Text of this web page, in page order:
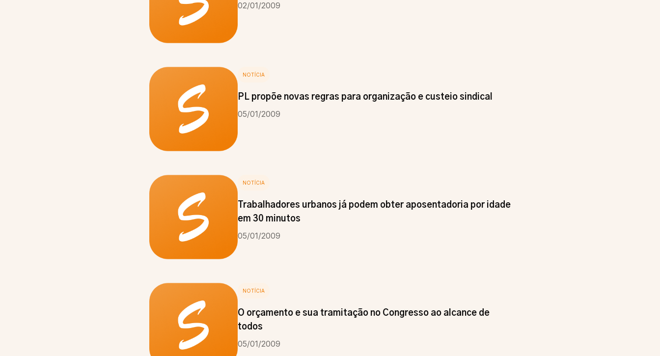
02/01/2009
NOTÍCIA
PL propõe novas regras para organização e custeio sindical
05/01/2009
NOTÍCIA
Trabalhadores urbanos já podem obter aposentadoria por idade
em 30 minutos
05/01/2009
NOTÍCIA
O orçamento e sua tramitação no Congresso ao alcance de
todos
05/01/2009